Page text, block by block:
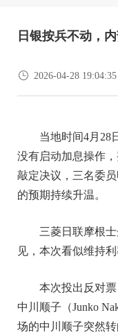
日银按兵不动，
 2026-04-28 19:04:35
当地时间4月28
没有启动加息操作
敲定决议，三名委
的预期持续升温。
三菱日联摩根
见，本次看似维持
本次投出反对票
中川顺子（Junko
场的中川顺子突然